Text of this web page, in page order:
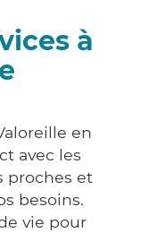
à
en
avec les
proches et
besoins.
vie pour